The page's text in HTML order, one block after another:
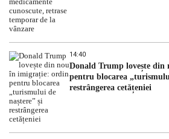
14:40
Donald Trump lovește
pentru blocarea
restrângerea cetățeniei